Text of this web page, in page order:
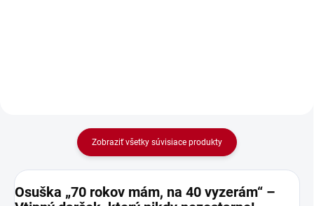
Zobraziť všetky súvisiace produkty
Osuška „70 rokov mám, na 40 vyzerám“ –